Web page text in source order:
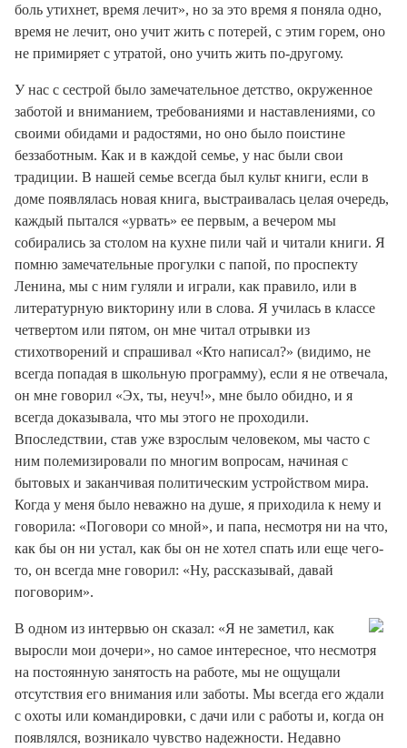
боль утихнет, время лечит», но за это время я поняла одно,
время не лечит, оно учит жить с потерей, с этим горем, оно
не примиряет с утратой, оно учить жить по-другому.
У нас с сестрой было замечательное детство, окруженное
заботой и вниманием, требованиями и наставлениями, со
своими обидами и радостями, но оно было поистине
беззаботным. Как и в каждой семье, у нас были свои
традиции. В нашей семье всегда был культ книги, если в
доме появлялась новая книга, выстраивалась целая очередь,
каждый пытался «урвать» ее первым, а вечером мы
собирались за столом на кухне пили чай и читали книги. Я
помню замечательные прогулки с папой, по проспекту
Ленина, мы с ним гуляли и играли, как правило, или в
литературную викторину или в слова. Я училась в классе
четвертом или пятом, он мне читал отрывки из
стихотворений и спрашивал «Кто написал?» (видимо, не
всегда попадая в школьную программу), если я не отвечала,
он мне говорил «Эх, ты, неуч!», мне было обидно, и я
всегда доказывала, что мы этого не проходили.
Впоследствии, став уже взрослым человеком, мы часто с
ним полемизировали по многим вопросам, начиная с
бытовых и заканчивая политическим устройством мира.
Когда у меня было неважно на душе, я приходила к нему и
говорила: «Поговори со мной», и папа, несмотря ни на что,
как бы он ни устал, как бы он не хотел спать или еще чего-
то, он всегда мне говорил: «Ну, рассказывай, давай
поговорим».
В одном из интервью он сказал: «Я не заметил, как
выросли мои дочери», но самое интересное, что несмотря
на постоянную занятость на работе, мы не ощущали
отсутствия его внимания или заботы. Мы всегда его ждали
с охоты или командировки, с дачи или с работы и, когда он
появлялся, возникало чувство надежности. Недавно